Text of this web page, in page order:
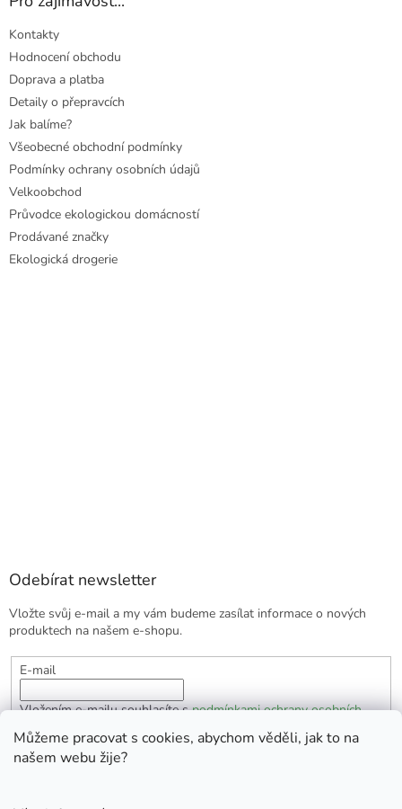
Můžeme pracovat s cookies, abychom věděli, jak to na
našem webu žije?
Kontakty
Hodnocení obchodu
Doprava a platba
Detaily o přepravcích
Jak balíme?
Všeobecné obchodní podmínky
Podmínky ochrany osobních údajů
Velkoobchod
Průvodce ekologickou domácností
Prodávané značky
Ekologická drogerie
Odebírat newsletter
Vložte svůj e-mail a my vám budeme zasílat informace o nových
produktech na našem e-shopu.
E-mail
Vložením e-mailu souhlasíte spodmínkami ochrany osobních
údajů
PŘIHLÁSIT SE